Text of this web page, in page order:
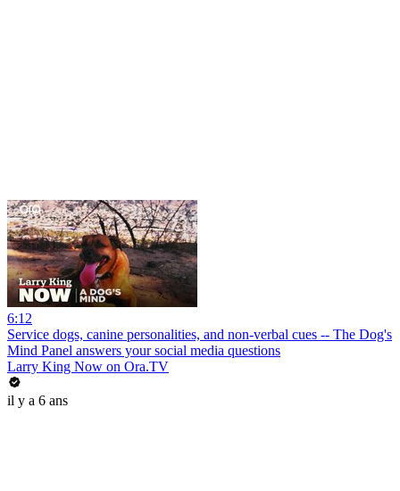
6:12
Service dogs, canine personalities, and non-verbal cues -- The Dog's
Mind Panel answers your social media questions
Larry King Now on Ora.TV
il y a 6 ans